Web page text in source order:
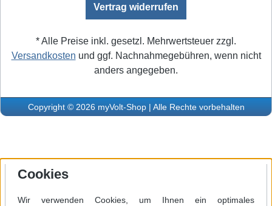
Vertrag widerrufen
* Alle Preise inkl. gesetzl. Mehrwertsteuer zzgl.
Versandkosten und ggf. Nachnahmegebühren, wenn nicht
anders angegeben.
Copyright © 2026 myVolt-Shop | Alle Rechte vorbehalten
Cookies
Wir verwenden Cookies, um Ihnen ein optimales